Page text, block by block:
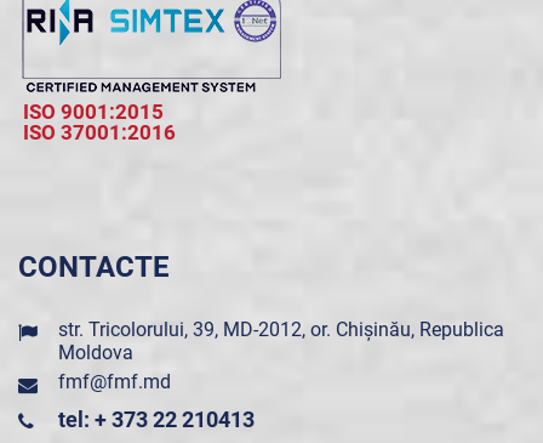
ISO 9001:2015
ISO 37001:2016
CONTACTE
str. Tricolorului, 39, MD-2012, or. Chișinău, Republica
Moldova
fmf@fmf.md
tel: + 373 22 210413